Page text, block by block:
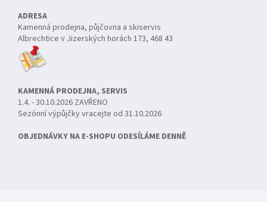
ADRESA
Kamenná prodejna, půjčovna a skiservis
Albrechtice v Jizerských horách 173, 468 43
KAMENNÁ PRODEJNA, SERVIS
1.4. - 30.10.2026 ZAVŘENO
Sezónní výpůjčky vracejte od 31.10.2026
OBJEDNÁVKY NA E-SHOPU ODESÍLÁME DENNĚ